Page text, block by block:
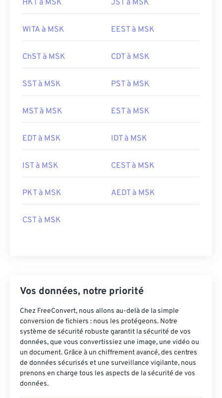
HKT à MSK JST à MSK
WITA à MSK EEST à MSK
ChST à MSK CDT à MSK
SST à MSK PST à MSK
MST à MSK EST à MSK
EDT à MSK IDT à MSK
IST à MSK CEST à MSK
PKT à MSK AEDT à MSK
CST à MSK
Vos données, notre priorité
Chez FreeConvert, nous allons au-delà de la simple
conversion de fichiers : nous les protégeons. Notre
système de sécurité robuste garantit la sécurité de vos
données, que vous convertissiez une image, une vidéo ou
un document. Grâce à un chiffrement avancé, des centres
de données sécurisés et une surveillance vigilante, nous
prenons en charge tous les aspects de la sécurité de vos
données.